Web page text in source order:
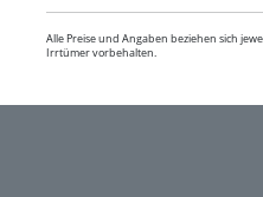
Alle Preise und Angaben beziehen sich
Irrtümer vorbehalten.